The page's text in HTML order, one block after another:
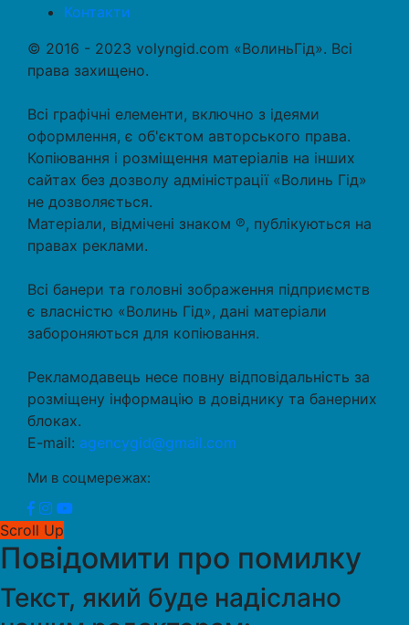
Контакти
© 2016 - 2023 volyngid.com «ВолиньГід». Всі
права захищено.
Всі графічні елементи, включно з ідеями
оформлення, є об'єктом авторського права.
Копіювання і розміщення матеріалів на інших
сайтах без дозволу адміністрації «Волинь Гід»
не дозволяється.
Матеріали, відмічені знаком ℗, публікуються на
правах реклами.
Всі банери та головні зображення підприємств
є власністю «Волинь Гід», дані матеріали
забороняються для копіювання.
Рекламодавець несе повну відповідальність за
розміщену інформацію в довіднику та банерних
блоках.
E-mail: agencygid@gmail.com
Ми в соцмережах:
Scroll Up
Повідомити про помилку
Текст, який буде надіслано